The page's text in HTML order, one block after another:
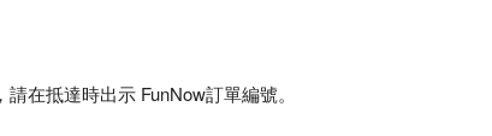
在抵達時出示 FunNow訂單編號。